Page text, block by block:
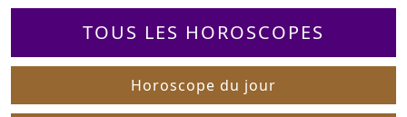
TOUS LES HOROSCOPES
Horoscope du jour